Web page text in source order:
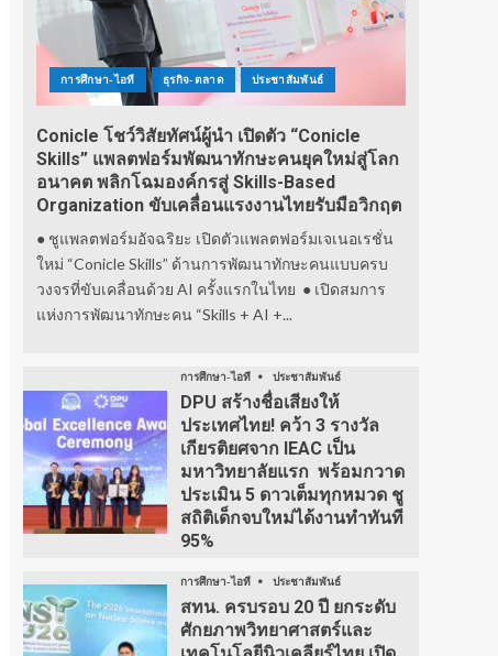
การศึกษา-ไอที ธุรกิจ-ตลาด ประชาสัมพันธ์
Conicle โชว์วิสัยทัศน์ผู้นำ เปิดตัว “Conicle
Skills” แพลตฟอร์มพัฒนาทักษะคนยุคใหม่สู่โลก
อนาคต พลิกโฉมองค์กรสู่ Skills-Based
Organization ขับเคลื่อนแรงงานไทยรับมือวิกฤต
● ชูแพลตฟอร์มอัจฉริยะ เปิดตัวแพลตฟอร์มเจเนอเรชั่น
ใหม่ “Conicle Skills” ด้านการพัฒนาทักษะคนแบบครบ
วงจรที่ขับเคลื่อนด้วย AI ครั้งแรกในไทย ● เปิดสมการ
แห่งการพัฒนาทักษะคน “Skills + AI +...
การศึกษา-ไอที ประชาสัมพันธ์
DPU สร้างชื่อเสียงให้
ประเทศไทย! คว้า 3 รางวัล
เกียรติยศจาก IEAC เป็น
มหาวิทยาลัยแรก พร้อมกวาด
ประเมิน 5 ดาวเต็มทุกหมวด ชู
สถิติเด็กจบใหม่ได้งานทำทันที
95%
การศึกษา-ไอที ประชาสัมพันธ์
สทน. ครบรอบ 20 ปี ยกระดับ
ศักยภาพวิทยาศาสตร์และ